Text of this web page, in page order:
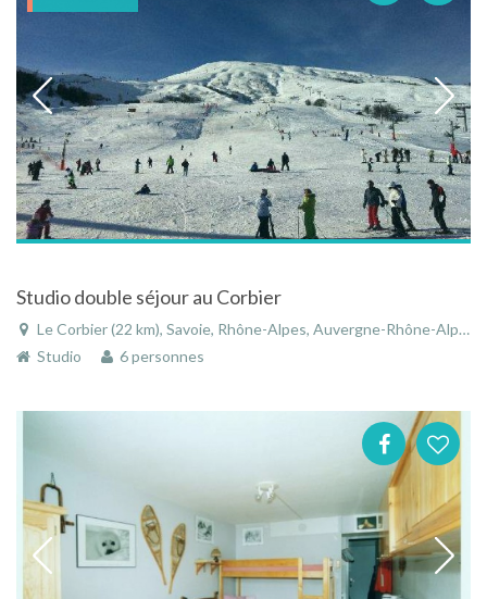
Studio double séjour au Corbier
Le Corbier (22 km), Savoie, Rhône-Alpes, Auvergne-Rhône-Alpes, France
Studio
6 personnes